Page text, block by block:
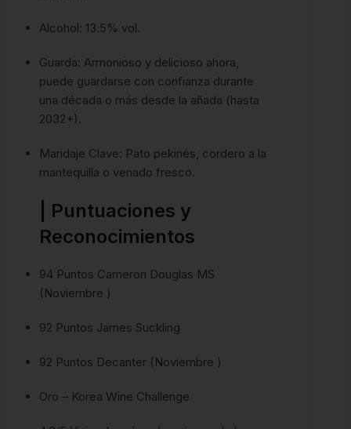
Alcohol: 13.5% vol.
Guarda: Armonioso y delicioso ahora,
puede guardarse con confianza durante
una década o más desde la añada (hasta
2032+).
Maridaje Clave: Pato pekinés, cordero a la
mantequilla o venado fresco.
| Puntuaciones y
Reconocimientos
94 Puntos Cameron Douglas MS
(Noviembre )
92 Puntos James Suckling
92 Puntos Decanter (Noviembre )
Oro – Korea Wine Challenge